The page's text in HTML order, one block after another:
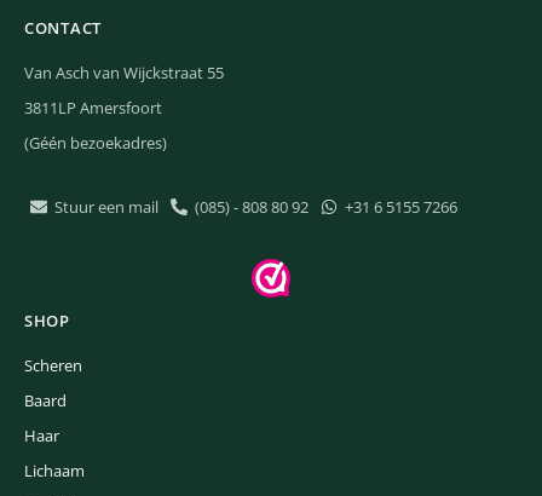
CONTACT
Van Asch van Wijckstraat 55
3811LP Amersfoort
(Géén bezoekadres)
Stuur een mail (085) - 808 80 92 +31 6 5155 7266
SHOP
Scheren
Baard
Haar
Lichaam